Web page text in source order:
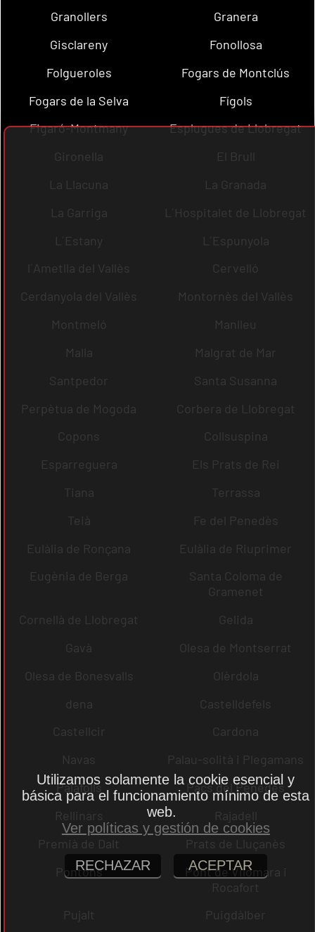
Granollers
Granera
Gisclareny
Fonollosa
Folgueroles
Fogars de Montclús
Fogars de la Selva
Fígols
Figaró-Montmany
Esplugues de Llobregat
Gironella
El Brull
La Llacuna
La Granada
La Garriga
L´Hospitalet de Llobregat
L´Estany
L´Espunyola
l´Ametlla del Vallès
Cervelló
Cerdanyola del Vallès
Montornès del Vallès
Montmeló
Manlleu
Malla
Malgrat de Mar
Santpedor
Santa Susanna
Perpètua de Mogoda
Corbera de Llobregat
Copons
Collsuspina
Esparreguera
Els Prats de Rei
Tiana
Terrassa
Teià
Fe del Penedès
Eulàlia de Ronçana
Eulàlia de Riuprimer
Eugènia de Berga
Santa Coloma de
Gramenet
Cornellà de Llobregat
Gelida
Gavà
Olesa de Montserrat
Olesa de Bonesvalls
Olèrdola
dena
Castelldefels
Castellcir
Cardona
Navas
Palau-solità i Plegamans
Palafolls
Pacs del Penedès
Rellinars
Rajadell
Premià de Dalt
Prats de Lluçanès
Pontons
Pont de Vilomara i
Rocafort
Pujalt
Puigdàlber
Utilizamos solamente la cookie esencial y
básica para el funcionamiento mínimo de esta
web.
Ver políticas y gestión de cookies
RECHAZAR ACEPTAR